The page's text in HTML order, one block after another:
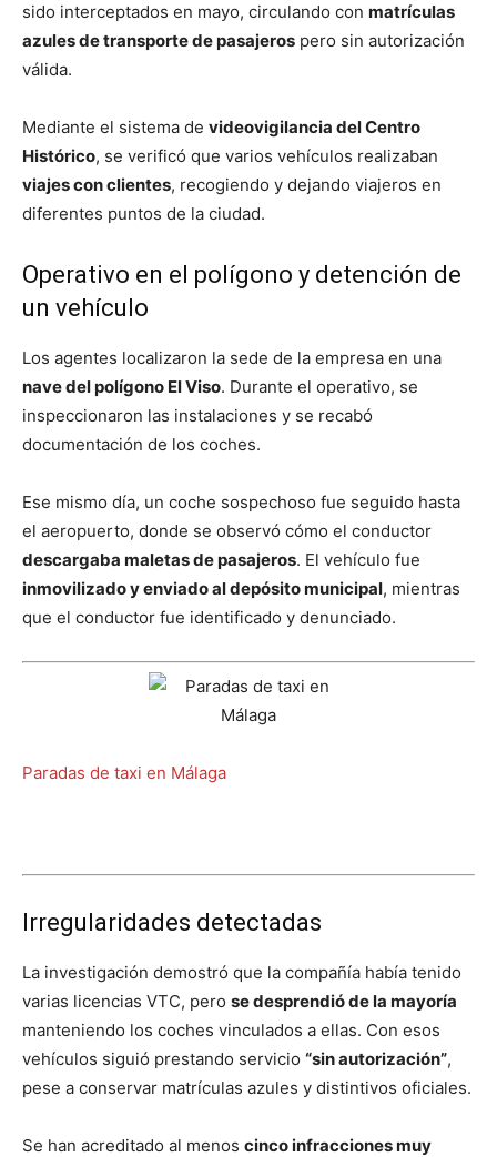
sido interceptados en mayo, circulando con matrículas
azules de transporte de pasajeros pero sin autorización
válida.
Mediante el sistema de videovigilancia del Centro
Histórico, se verificó que varios vehículos realizaban
viajes con clientes, recogiendo y dejando viajeros en
diferentes puntos de la ciudad.
Operativo en el polígono y detención de
un vehículo
Los agentes localizaron la sede de la empresa en una
nave del polígono El Viso. Durante el operativo, se
inspeccionaron las instalaciones y se recabó
documentación de los coches.
Ese mismo día, un coche sospechoso fue seguido hasta
el aeropuerto, donde se observó cómo el conductor
descargaba maletas de pasajeros. El vehículo fue
inmovilizado y enviado al depósito municipal, mientras
que el conductor fue identificado y denunciado.
Paradas de taxi en Málaga
Irregularidades detectadas
La investigación demostró que la compañía había tenido
varias licencias VTC, pero se desprendió de la mayoría
manteniendo los coches vinculados a ellas. Con esos
vehículos siguió prestando servicio “sin autorización”,
pese a conservar matrículas azules y distintivos oficiales.
Se han acreditado al menos cinco infracciones muy